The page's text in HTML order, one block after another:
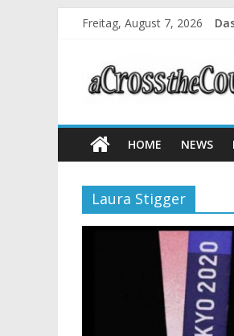
Freitag, August 7, 2026
HOME NEWS
Laura Stigger